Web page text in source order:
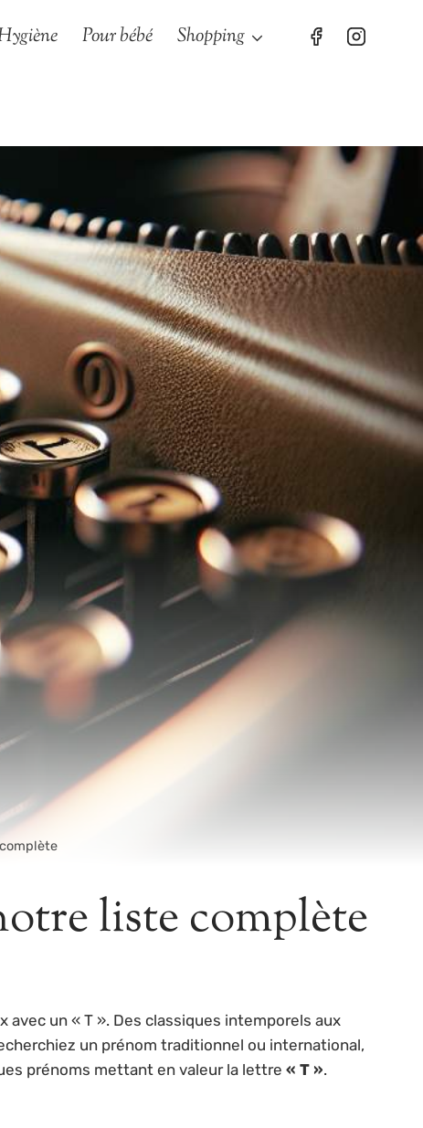
Pour bébé Shopping
liste complète
un « T ». Des classiques intemporels aux
un prénom traditionnel ou international,
prénoms mettant en valeur la lettre « T ».